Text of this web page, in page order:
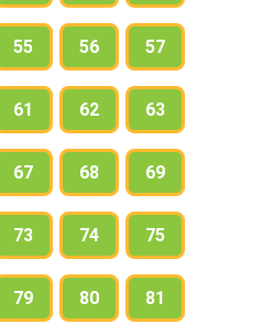
55 56 57
61 62 63
67 68 69
73 74 75
79 80 81